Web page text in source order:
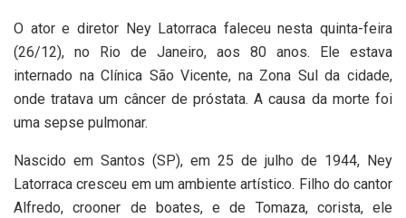
O ator e diretor Ney Latorraca faleceu nesta quinta-feira
(26/12), no Rio de Janeiro, aos 80 anos. Ele estava
internado na Clínica São Vicente, na Zona Sul da cidade,
onde tratava um câncer de próstata. A causa da morte foi
uma sepse pulmonar.
Nascido em Santos (SP), em 25 de julho de 1944, Ney
Latorraca cresceu em um ambiente artístico. Filho do cantor
Alfredo, crooner de boates, e de Tomaza, corista, ele